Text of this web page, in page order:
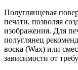
Полуглянцевая
печати, позволяя
изображения. Для
полуглянец
воска (Wax) или
зависимости от